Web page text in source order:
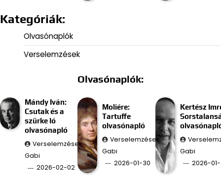
Kategóriák:
Olvasónaplók
Verselemzések
Olvasónaplók:
Mándy Iván:
Csutak és a
szürke ló
olvasónapló
Verselemzések
Gabi
2026-02-02
Moliére:
Tartuffe
olvasónapló
Verselemzések
Gabi
2026-01-30
Kertész
Gabi
2026-